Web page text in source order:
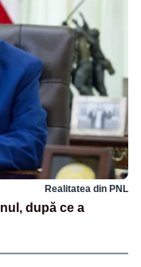
Realitatea din PNL
după ce a